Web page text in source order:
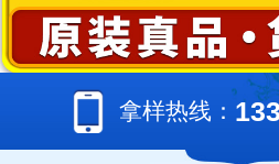
拿样热线：